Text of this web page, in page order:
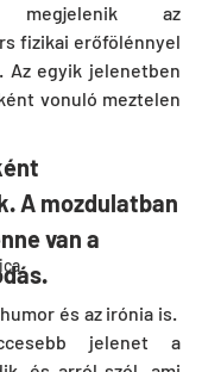
megjelenik az
fizikai erőfölénnyel
Az egyik jelenetben
vonuló meztelen
A mozdulatban
van a
és az irónia is.
jelenet a